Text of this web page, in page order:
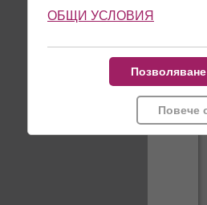
ОБЩИ УСЛОВИЯ
Повече